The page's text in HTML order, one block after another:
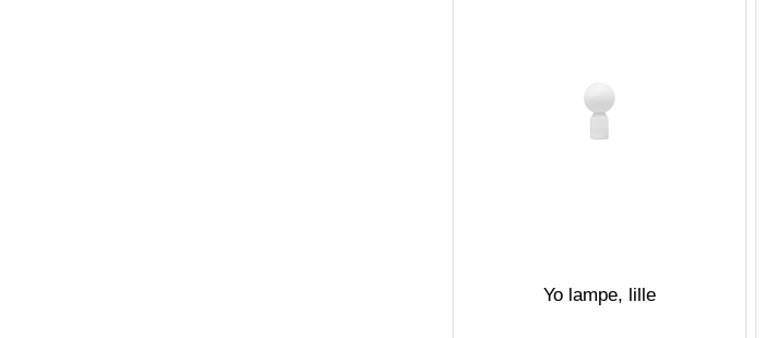
Yo lampe, lille